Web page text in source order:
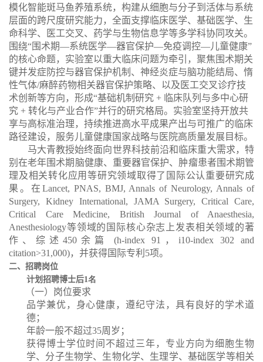
模化智能斑马鱼养殖系统，构建从细胞与分子到活体与系统
层面的跨尺度研究能力，全面支撑临床医学、基础医学、生
命科学、医工交叉、药学与生物信息学等多学科协同攻关。
围绕“围术期—系统医学—器官保护—免疫调控—儿童健康”
的核心命题，实验室以重大临床问题为牵引，聚焦围术期关
键并发症防控与器官保护机制、神经炎症与脑功能结局、惰
性气体/麻醉药物相关器官保护策略、以及医工交叉诊疗技
术创新等方向，形成“基础机制研究 + 临床队列与多中心研
究 + 转化与产业合作”并行的研究格局。实验室坚持开放共
享与高标准治理，持续推进高水平成果产出与可推广的临床
路径建设，服务儿童健康国家战略与医院高质量发展目标。
马大青教授始终面向世界科技前沿和临床重大需求，特
别在老年围术期脑健康、重要器官保护、肿瘤患者围术期管
理及相关转化应用等研究领域取得了国际公认重要研究成
果。在 Lancet, PNAS, BMJ, Annals of Neurology, Annals of
Surgery, Kidney International, JAMA Surgery, Critical Care,
Critical Care Medicine, British Journal of Anaesthesia,
Anesthesiology等领域的国际核心杂志上发表相关领域的著
作、综述 450余篇(h-index 91 ，i10-index 302 and
citation>31,000)，并获得国际专利 5项。
二、招聘岗位
计划招聘博士后1名
（一）岗位要求
品学兼优，身心健康，遵纪守法，具有良好的学术道
德；
年龄一般不超过35周岁；
获得博士学位时间不超过三年，专业方向为细胞生物
学、分子生物学、生物化学、生理学、基础医学等相关